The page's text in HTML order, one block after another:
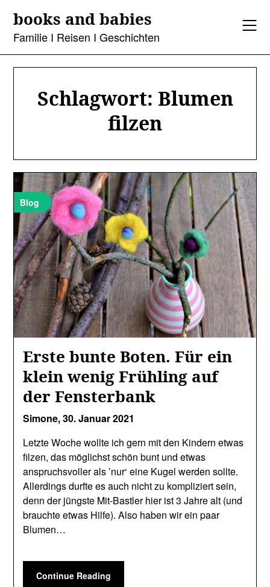
content
books and babies
Familie I Reisen I Geschichten
Schlagwort: Blumen
filzen
Blog
Erste bunte Boten. Für ein
klein wenig Frühling auf
der Fensterbank
Simone,30. Januar 2021
Letzte Woche wollte ich gern mit den Kindern etwas
filzen, das möglichst schön bunt und etwas
anspruchsvoller als ’nur‘ eine Kugel werden sollte.
Allerdings durfte es auch nicht zu kompliziert sein,
denn der jüngste Mit-Bastler hier ist 3 Jahre alt (und
brauchte etwas Hilfe). Also haben wir ein paar
Blumen…
Continue Reading